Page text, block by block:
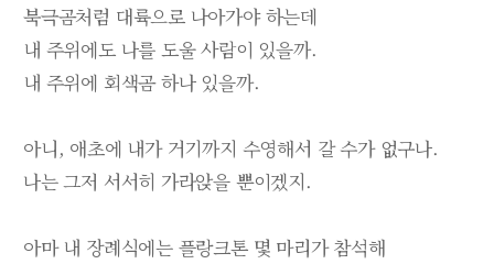
북극곰처럼 대륙으로 나아가야 하는데
내 주위에도 나를 도울 사람이 있을까.
내 주위에 회색곰 하나 있을까.
아니, 애초에 내가 거기까지 수영해서 갈 수가 없구나.
나는 그저 서서히 가라앉을 뿐이겠지.
아마 내 장례식에는 플랑크톤 몇 마리가 참석해